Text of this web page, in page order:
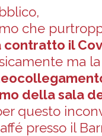
che
contratto il
ma
della sala
questo
presso il